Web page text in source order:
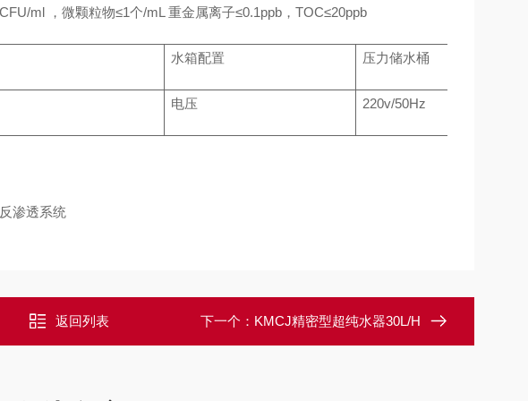
ml ，微颗粒物≤1个/mL 重金属离子≤0.1ppb，TOC≤20ppb
水箱配置 压力储水桶
电压 220v/50Hz
渗透系统
返回列表 下一个： KMCJ精密型超纯水器30L/H